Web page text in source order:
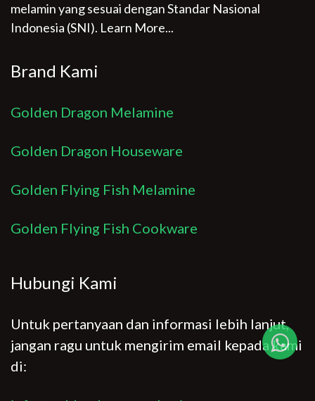
melamin yang sesuai dengan Standar Nasional
Indonesia (SNI). Learn More...
Brand Kami
Golden Dragon Melamine
Golden Dragon Houseware
Golden Flying Fish Melamine
Golden Flying Fish Cookware
Hubungi Kami
Untuk pertanyaan dan informasi lebih lanjut,
jangan ragu untuk mengirim email kepada kami
di: